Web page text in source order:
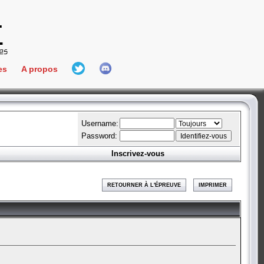
Connect
A propos
L'équipe
Hall Of Fame
Username:
Password:
Inscrivez-vous
RETOURNER À L'ÉPREUVE IMPRIMER